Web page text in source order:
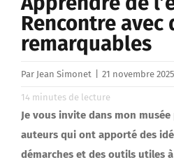
Rencontre avec
remarquables
Par Jean Simonet 21 novembre 2025
14 minutes de lecture
Je vous invite dans mon
auteurs qui ont apporté des
démarches et des outils utiles